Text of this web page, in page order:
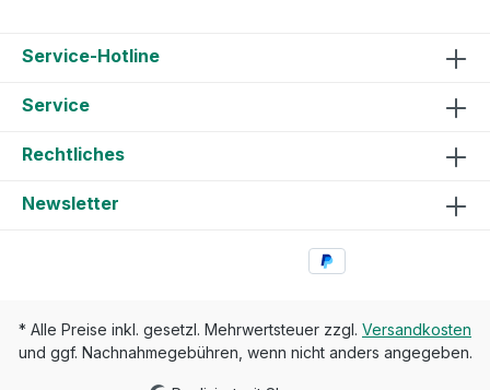
Service-Hotline
Service
Rechtliches
Newsletter
* Alle Preise inkl. gesetzl. Mehrwertsteuer zzgl. Versandkosten
und ggf. Nachnahmegebühren, wenn nicht anders angegeben.